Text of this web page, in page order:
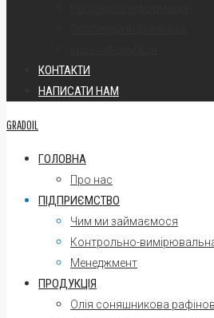
КОНТАКТИ
НАПИСАТИ НАМ
GRADOIL
ГОЛОВНА
Про нас
ПІДПРИЄМСТВО
Чим ми займаємося
Контрольно-
Менеджмент
ПРОДУКЦІЯ
Олія соняшникова